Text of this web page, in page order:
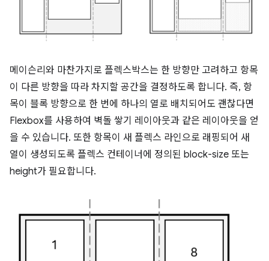
메이슨리와 마찬가지로 플렉스박스는 한 방향만 고려하고 항목
이 다른 방향을 따라 차지할 공간을 결정하도록 합니다. 즉, 항
목이 블록 방향으로 한 번에 하나의 열로 배치되어도 괜찮다면
Flexbox를 사용하여 벽돌 쌓기 레이아웃과 같은 레이아웃을 얻
을 수 있습니다. 또한 항목이 새 플렉스 라인으로 래핑되어 새
열이 생성되도록 플렉스 컨테이너에 정의된 block-size 또는
height가 필요합니다.